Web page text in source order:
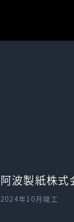
阿波製紙株式
2024年10月竣工